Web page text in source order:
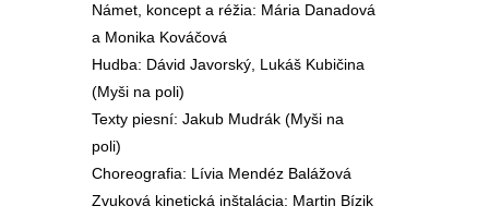
Námet, koncept a réžia: Mária Danadová
a Monika Kováčová
Hudba: Dávid Javorský, Lukáš Kubičina
(Myši na poli)
Texty piesní: Jakub Mudrák (Myši na
poli)
Choreografia: Lívia Mendéz Balážová
Zvuková kinetická inštalácia: Martin Bízik